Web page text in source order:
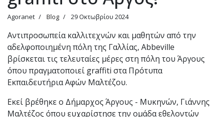
Agoranet Blog 29 Οκτωβρίου 2024
Αντιπροσωπεία καλλιτεχνών και μαθητών από την
αδελφοποιημένη πόλη της Γαλλίας, Abbeville‎‎
βρίσκεται τις τελευταίες μέρες στη πόλη του Άργους
όπου πραγματοποιεί graffiti στα Πρότυπα
Εκπαιδευτήρια Αφών Μαλτέζου.
Εκεί βρέθηκε ο Δήμαρχος Άργους - Μυκηνών, Γιάννης
Μαλτέζος όπου ευχαρίστησε την ομάδα εθελοντών